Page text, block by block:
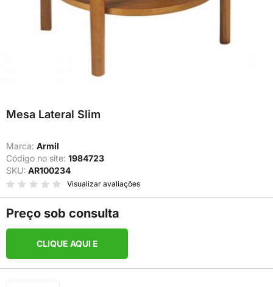
Mesa Lateral Slim
Marca: Armil
Código no site: 1984723
SKU: AR100234
Visualizar avaliações
Preço sob consulta
CLIQUE AQUI E